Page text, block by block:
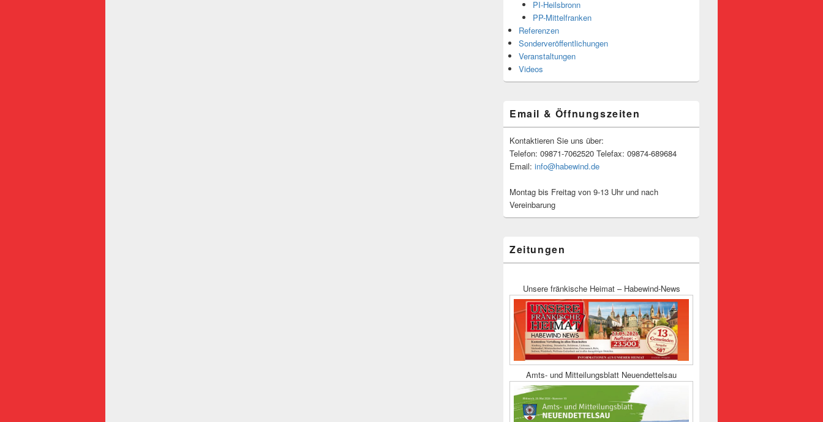
PI-Heilsbronn
PP-Mittelfranken
Referenzen
Sonderveröffentlichungen
Veranstaltungen
Videos
Email & Öffnungszeiten
Kontaktieren Sie uns über:
Telefon: 09871-7062520 Telefax: 09874-689684
Email: info@habewind.de
Montag bis Freitag von 9-13 Uhr und nach
Vereinbarung
Zeitungen
Unsere fränkische Heimat – Habewind-News
Amts- und Mitteilungsblatt Neuendettelsau